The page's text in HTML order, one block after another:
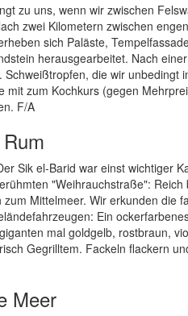
zu uns, wenn wir zwischen
zwei Kilometern zwischen
sich Paläste,
herausgearbeitet. Nach
Schweißtropfen, die wir
mit zum Kochkurs (gegen
F/A
Sik el-Barid war einst wichtiger
"Weihrauchstraße":
Mittelmeer. Wir erkunden die
Ein
mal goldgelb, rostbraun,
Gegrilltem. Fackeln flackern
Meer